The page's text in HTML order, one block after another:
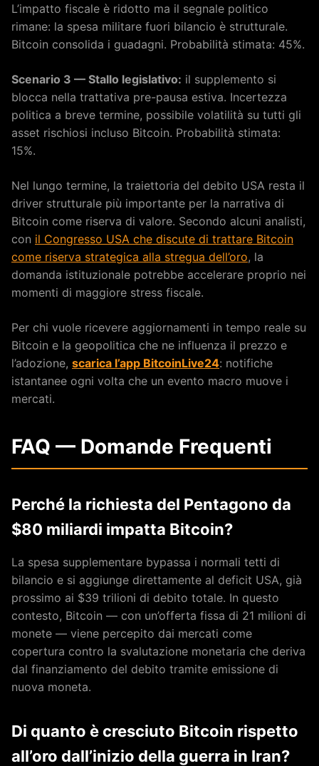
L’impatto fiscale è ridotto ma il segnale politico
rimane: la spesa militare fuori bilancio è strutturale.
Bitcoin consolida i guadagni. Probabilità stimata: 45%.
Scenario 3 — Stallo legislativo: il supplemento si
blocca nella trattativa pre-pausa estiva. Incertezza
politica a breve termine, possibile volatilità su tutti gli
asset rischiosi incluso Bitcoin. Probabilità stimata:
15%.
Nel lungo termine, la traiettoria del debito USA resta il
driver strutturale più importante per la narrativa di
Bitcoin come riserva di valore. Secondo alcuni analisti,
con il Congresso USA che discute di trattare Bitcoin
come riserva strategica alla stregua dell’oro, la
domanda istituzionale potrebbe accelerare proprio nei
momenti di maggiore stress fiscale.
Per chi vuole ricevere aggiornamenti in tempo reale su
Bitcoin e la geopolitica che ne influenza il prezzo e
l’adozione, scarica l’app BitcoinLive24: notifiche
istantanee ogni volta che un evento macro muove i
mercati.
FAQ — Domande Frequenti
Perché la richiesta del Pentagono da
$80 miliardi impatta Bitcoin?
La spesa supplementare bypassa i normali tetti di
bilancio e si aggiunge direttamente al deficit USA, già
prossimo ai $39 trilioni di debito totale. In questo
contesto, Bitcoin — con un’offerta fissa di 21 milioni di
monete — viene percepito dai mercati come
copertura contro la svalutazione monetaria che deriva
dal finanziamento del debito tramite emissione di
nuova moneta.
Di quanto è cresciuto Bitcoin rispetto
all’oro dall’inizio della guerra in Iran?